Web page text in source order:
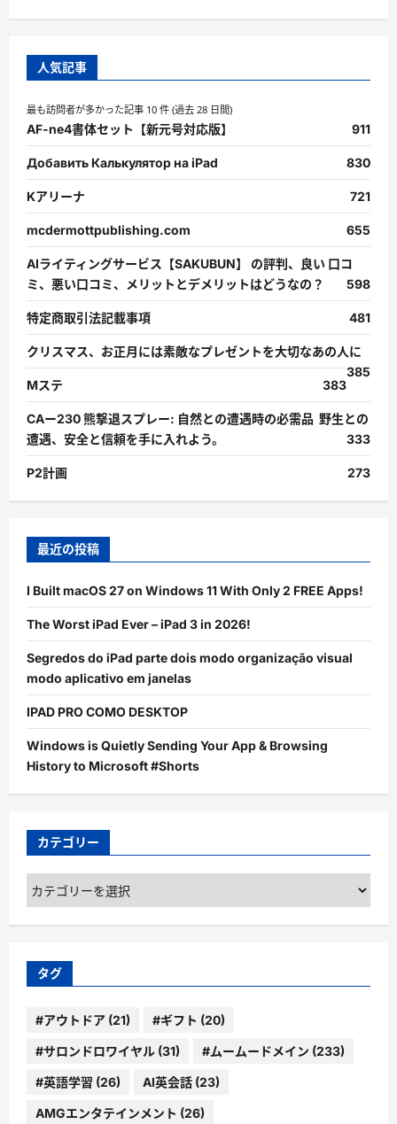
人気記事
最も訪問者が多かった記事 10 件 (過去 28 日間)
AF-ne4書体セット【新元号対応版】 911
Добавить Калькулятор на iPad 830
Kアリーナ 721
mcdermottpublishing.com 655
AIライティングサービス【SAKUBUN】 の評判、良い 口コ
ミ、悪い口コミ、メリットとデメリットはどうなの？
598
特定商取引法記載事項 481
クリスマス、お正月には素敵なプレゼントを大切なあの人に
385
Mステ
383
CAー230 熊撃退スプレー: 自然との遭遇時の必需品 野生との
遭遇、安全と信頼を手に入れよう。
333
P2計画 273
最近の投稿
I Built macOS 27 on Windows 11 With Only 2 FREE Apps!
The Worst iPad Ever – iPad 3 in 2026!
Segredos do iPad parte dois modo organização visual
modo aplicativo em janelas
IPAD PRO COMO DESKTOP
Windows is Quietly Sending Your App & Browsing
History to Microsoft #Shorts
カテゴリー
カ
テ
ゴ
ー
タグ
#アウトドア (21) #ギフト (20)
#サロンドロワイヤル (31) #ムームードメイン (233)
#英語学習 (26) AI英会話 (23)
AMGエンタテインメント (26)